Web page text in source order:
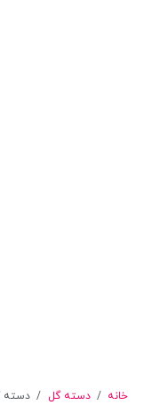
خانه / دسته گل / دسته